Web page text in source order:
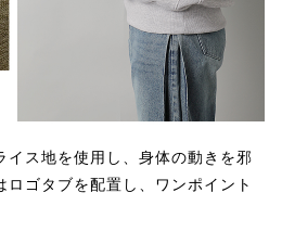
イス地を使用し、身体の動きを邪
ゴタブを配置し、ワンポイント